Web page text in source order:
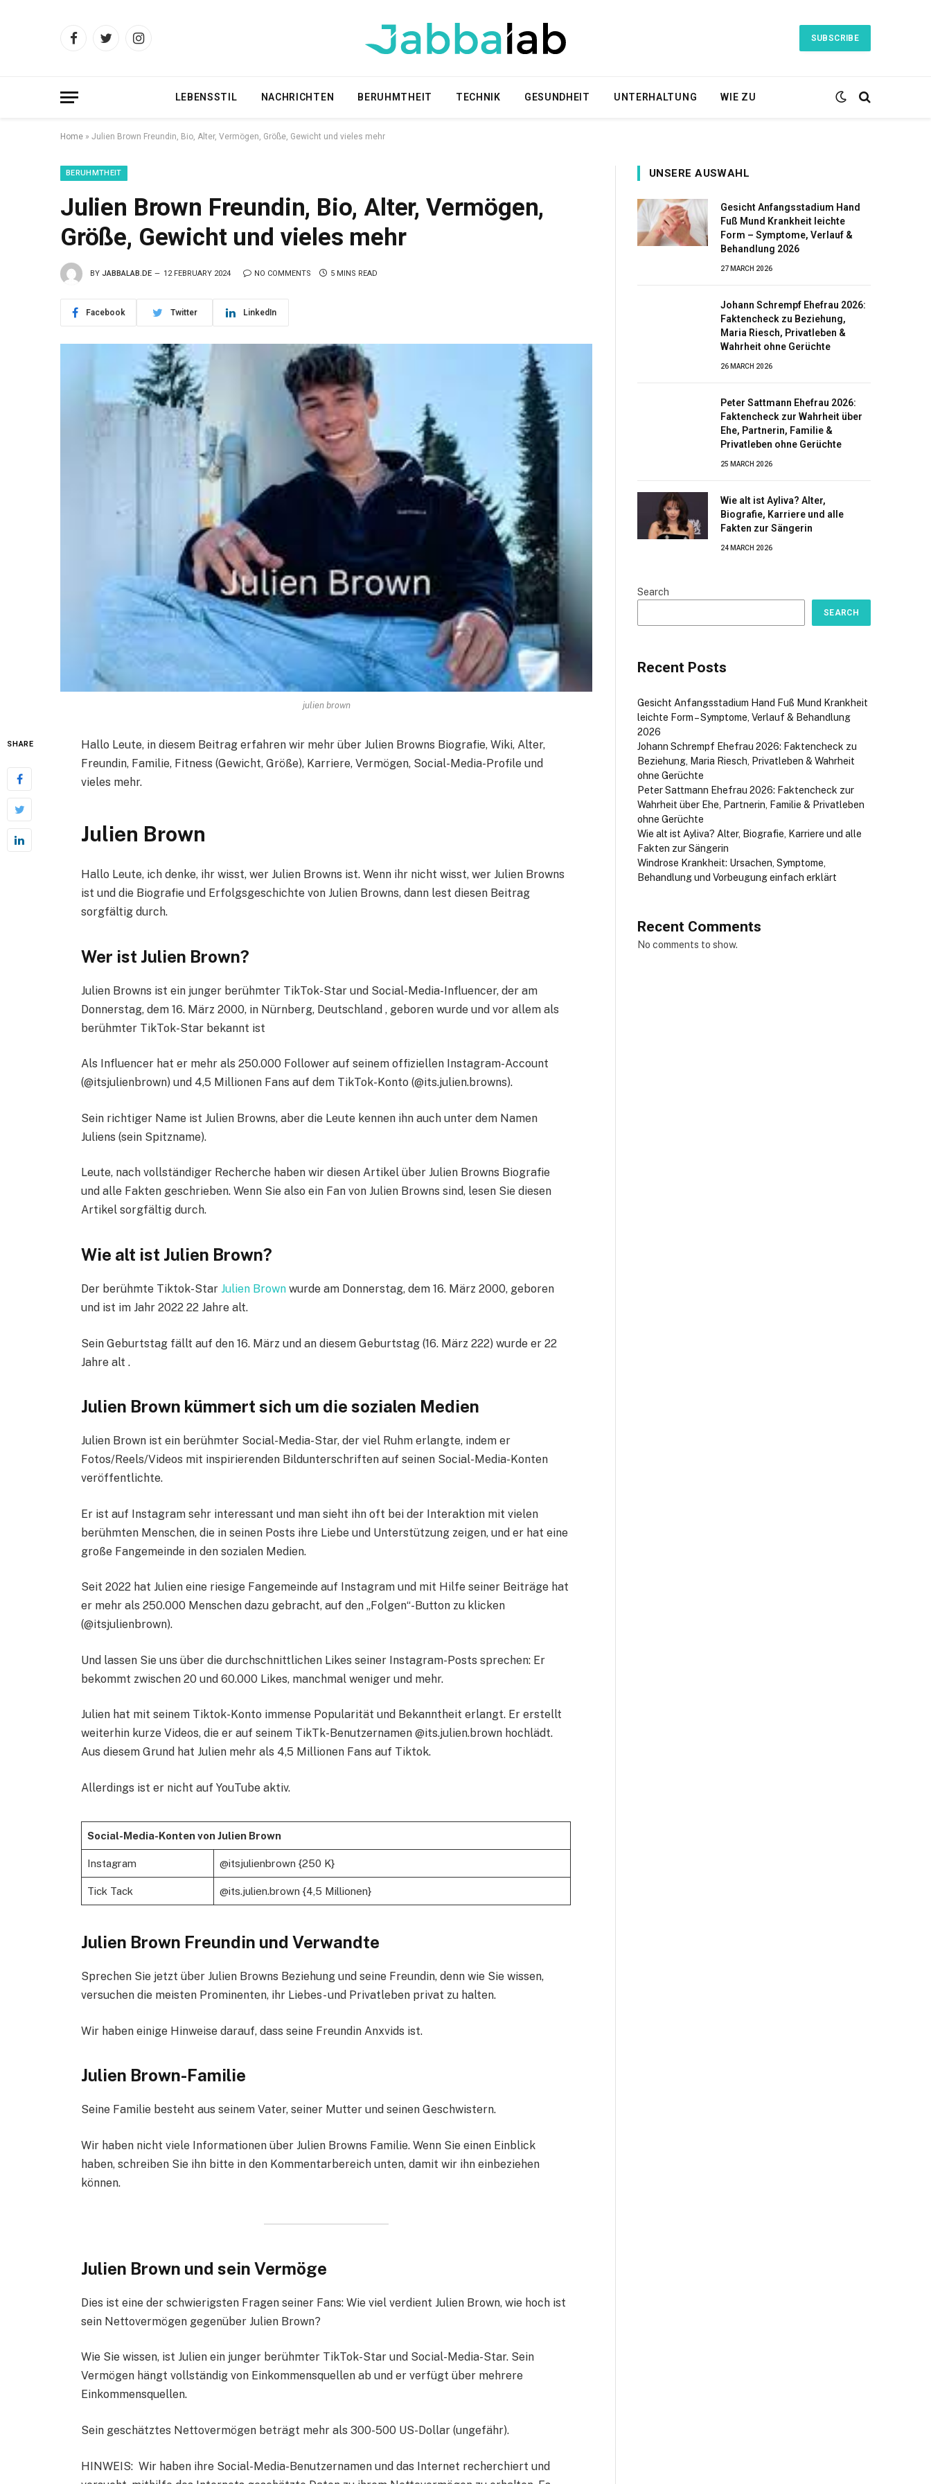
FacebookTwitterInstagram
SUBSCRIBE
LEBENSSTIL NACHRICHTEN BERUHMTHEIT TECHNIK GESUNDHEIT UNTERHALTUNG WIE ZU
Home » Julien Brown Freundin, Bio, Alter, Vermögen, Größe, Gewicht und vieles mehr
BERUHMTHEIT
Julien Brown Freundin, Bio, Alter, Vermögen,
Größe, Gewicht und vieles mehr
BY JABBALAB.DE 12 FEBRUARY 2024 NO COMMENTS 5 MINS READ
Facebook Twitter LinkedIn
julien brown
SHARE
Hallo Leute, in diesem Beitrag erfahren wir mehr über Julien Browns Biografie, Wiki, Alter,
Freundin, Familie, Fitness (Gewicht, Größe), Karriere, Vermögen, Social-Media-Profile und
vieles mehr.
Julien Brown
Hallo Leute, ich denke, ihr wisst, wer Julien Browns ist. Wenn ihr nicht wisst, wer Julien Browns
ist und die Biografie und Erfolgsgeschichte von Julien Browns, dann lest diesen Beitrag
sorgfältig durch.
Wer ist Julien Brown?
Julien Browns ist ein junger berühmter TikTok-Star und Social-Media-Influencer, der am
Donnerstag, dem 16. März 2000, in Nürnberg, Deutschland , geboren wurde und vor allem als
berühmter TikTok-Star bekannt ist
Als Influencer hat er mehr als 250.000 Follower auf seinem offiziellen Instagram-Account
(@itsjulienbrown) und 4,5 Millionen Fans auf dem TikTok-Konto (@its.julien.browns).
Sein richtiger Name ist Julien Browns, aber die Leute kennen ihn auch unter dem Namen
Juliens (sein Spitzname).
Leute, nach vollständiger Recherche haben wir diesen Artikel über Julien Browns Biografie
und alle Fakten geschrieben. Wenn Sie also ein Fan von Julien Browns sind, lesen Sie diesen
Artikel sorgfältig durch.
Wie alt ist Julien Brown?
Der berühmte Tiktok-StarJulien Brown wurde am Donnerstag, dem 16. März 2000, geboren
und ist im Jahr 2022 22 Jahre alt.
Sein Geburtstag fällt auf den 16. März und an diesem Geburtstag (16. März 222) wurde er 22
Jahre alt .
Julien Brown kümmert sich um die sozialen Medien
Julien Brown ist ein berühmter Social-Media-Star, der viel Ruhm erlangte, indem er
Fotos/Reels/Videos mit inspirierenden Bildunterschriften auf seinen Social-Media-Konten
veröffentlichte.
Er ist auf Instagram sehr interessant und man sieht ihn oft bei der Interaktion mit vielen
berühmten Menschen, die in seinen Posts ihre Liebe und Unterstützung zeigen, und er hat eine
große Fangemeinde in den sozialen Medien.
Seit 2022 hat Julien eine riesige Fangemeinde auf Instagram und mit Hilfe seiner Beiträge hat
er mehr als 250.000 Menschen dazu gebracht, auf den „Folgen“-Button zu klicken
(@itsjulienbrown).
Und lassen Sie uns über die durchschnittlichen Likes seiner Instagram-Posts sprechen: Er
bekommt zwischen 20 und 60.000 Likes, manchmal weniger und mehr.
Julien hat mit seinem Tiktok-Konto immense Popularität und Bekanntheit erlangt. Er erstellt
weiterhin kurze Videos, die er auf seinem TikTk-Benutzernamen @its.julien.brown hochlädt.
Aus diesem Grund hat Julien mehr als 4,5 Millionen Fans auf Tiktok.
Allerdings ist er nicht auf YouTube aktiv.
Social-Media-Konten von Julien Brown
Instagram @itsjulienbrown {250 K}
Tick ​​Tack @its.julien.brown {4,5 Millionen}
Julien Brown Freundin und Verwandte
Sprechen Sie jetzt über Julien Browns Beziehung und seine Freundin, denn wie Sie wissen,
versuchen die meisten Prominenten, ihr Liebes- und Privatleben privat zu halten.
Wir haben einige Hinweise darauf, dass seine Freundin Anxvids ist.
Julien Brown-Familie
Seine Familie besteht aus seinem Vater, seiner Mutter und seinen Geschwistern.
Wir haben nicht viele Informationen über Julien Browns Familie. Wenn Sie einen Einblick
haben, schreiben Sie ihn bitte in den Kommentarbereich unten, damit wir ihn einbeziehen
können.
Julien Brown und sein Vermöge
Dies ist eine der schwierigsten Fragen seiner Fans: Wie viel verdient Julien Brown, wie hoch ist
sein Nettovermögen gegenüber Julien Brown?
Wie Sie wissen, ist Julien ein junger berühmter TikTok-Star und Social-Media-Star. Sein
Vermögen hängt vollständig von Einkommensquellen ab und er verfügt über mehrere
Einkommensquellen.
Sein geschätztes Nettovermögen beträgt mehr als 300-500 US-Dollar (ungefähr).
HINWEIS: Wir haben ihre Social-Media-Benutzernamen und das Internet recherchiert und
UNSERE AUSWAHL
Gesicht Anfangsstadium Hand
Fuß Mund Krankheit leichte
Form – Symptome, Verlauf &
Behandlung 2026
27 MARCH 2026
Johann Schrempf Ehefrau 2026:
Faktencheck zu Beziehung,
Maria Riesch, Privatleben &
Wahrheit ohne Gerüchte
26 MARCH 2026
Peter Sattmann Ehefrau 2026:
Faktencheck zur Wahrheit über
Ehe, Partnerin, Familie &
Privatleben ohne Gerüchte
25 MARCH 2026
Wie alt ist Ayliva? Alter,
Biografie, Karriere und alle
Fakten zur Sängerin
24 MARCH 2026
Search
SEARCH
Recent Posts
Gesicht Anfangsstadium Hand Fuß Mund Krankheit
leichte Form – Symptome, Verlauf & Behandlung
2026
Johann Schrempf Ehefrau 2026: Faktencheck zu
Beziehung, Maria Riesch, Privatleben & Wahrheit
ohne Gerüchte
Peter Sattmann Ehefrau 2026: Faktencheck zur
Wahrheit über Ehe, Partnerin, Familie & Privatleben
ohne Gerüchte
Wie alt ist Ayliva? Alter, Biografie, Karriere und alle
Fakten zur Sängerin
Windrose Krankheit: Ursachen, Symptome,
Behandlung und Vorbeugung einfach erklärt
Recent Comments
No comments to show.